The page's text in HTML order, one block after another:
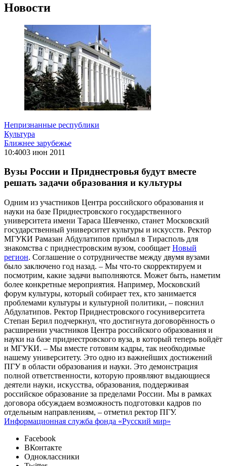
Новости
Непризнанные республики
Культура
Ближнее зарубежье
10:4003 июн 2011
Вузы России и Приднестровья будут вместе
решать задачи образования и культуры
Одним из участников Центра российского образования и
науки на базе Приднестровского государственного
университета имени Тараса Шевченко, станет Московский
государственный университет культуры и искусств. Ректор
МГУКИ Рамазан Абдулатипов прибыл в Тирасполь для
знакомства с приднестровским вузом, сообщает Новый
регион. Соглашение о сотрудничестве между двумя вузами
было заключено год назад. – Мы что-то скорректируем и
посмотрим, какие задачи выполняются. Может быть, наметим
более конкретные мероприятия. Например, Московский
форум культуры, который собирает тех, кто занимается
проблемами культуры и культурной политики, – пояснил
Абдулатипов. Ректор Приднестровского госуниверситета
Степан Берил подчеркнул, что достигнута договорённость о
расширении участников Центра российского образования и
науки на базе приднестровского вуза, в который теперь войдёт
и МГУКИ. – Мы вместе готовим кадры, так необходимые
нашему университету. Это одно из важнейших достижений
ПГУ в области образования и науки. Это демонстрация
полной ответственности, которую проявляют выдающиеся
деятели науки, искусства, образования, поддерживая
российское образование за пределами России. Мы в рамках
договора обсуждаем возможность подготовки кадров по
отдельным направлениям, – отметил ректор ПГУ.
Информационная служба фонда «Русский мир»
Facebook
ВКонтакте
Одноклассники